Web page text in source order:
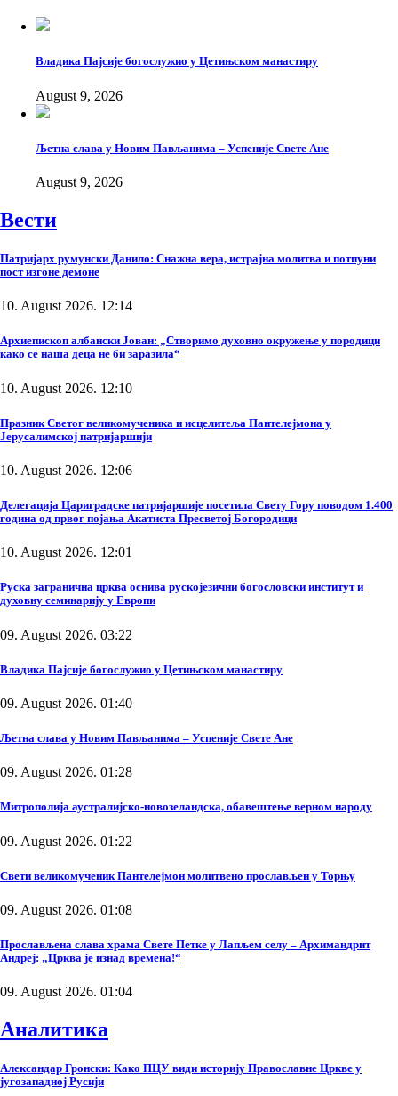
Владика Пајсије богослужио у Цетињском манастиру
August 9, 2026
Љетна слава у Новим Пављанима – Успеније Свете Ане
August 9, 2026
Вести
Патријарх румунски Данило: Снажна вера, истрајна молитва и потпуни
пост изгоне демоне
10. August 2026. 12:14
Архиепископ албански Јован: „Створимо духовно окружење у породици
како се наша деца не би заразила“
10. August 2026. 12:10
Празник Светог великомученика и исцелитеља Пантелејмона у
Јерусалимској патријаршији
10. August 2026. 12:06
Делегација Цариградске патријаршије посетила Свету Гору поводом 1.400
година од првог појања Акатиста Пресветој Богородици
10. August 2026. 12:01
Руска загранична црква оснива рускојезични богословски институт и
духовну семинарију у Европи
09. August 2026. 03:22
Владика Пајсије богослужио у Цетињском манастиру
09. August 2026. 01:40
Љетна слава у Новим Пављанима – Успеније Свете Ане
09. August 2026. 01:28
Митрополија аустралијско-новозеландска, обавештење верном народу
09. August 2026. 01:22
Свети великомученик Пантелејмон молитвено прослављен у Торњу
09. August 2026. 01:08
Прослављена слава храма Свете Петке у Лапљем селу – Архимандрит
Андреј: „Црква је изнад времена!“
09. August 2026. 01:04
Аналитика
Александар Гронски: Како ПЦУ види историју Православне Цркве у
југозападној Русији